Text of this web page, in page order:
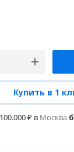
Купить в 1
₽ в Москва